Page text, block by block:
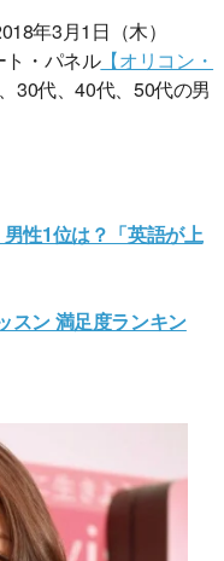
年3月1日（木）
・パネル【オリコン・
30代、40代、50代の男
性1位は？「英語が上
スン 満足度ランキン